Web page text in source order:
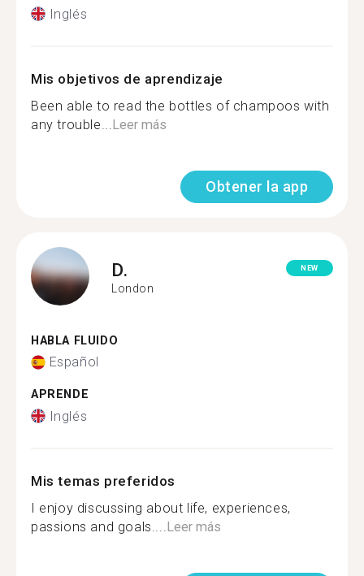
Inglés
Mis objetivos de aprendizaje
Been able to read the bottles of champoos with
any trouble... Leer más
Obtener la app
D.
London
NEW
HABLA FLUIDO
Español
APRENDE
Inglés
Mis temas preferidos
I enjoy discussing about life, experiences,
passions and goals.... Leer más